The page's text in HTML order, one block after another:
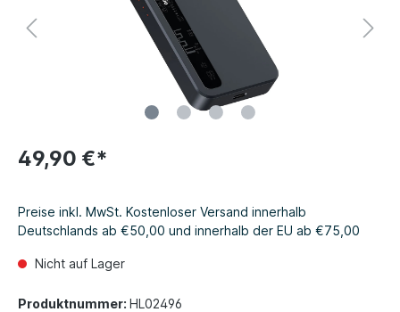
49,90 €*
Preise inkl. MwSt. Kostenloser Versand innerhalb
Deutschlands ab €50,00 und innerhalb der EU ab €75,00
Nicht auf Lager
Produktnummer: HL02496